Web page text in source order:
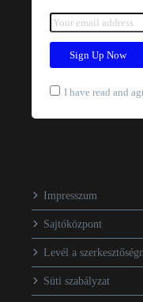
I have read and
Impresszum
Sajtóközpont
Levél a
Süti szabályzat